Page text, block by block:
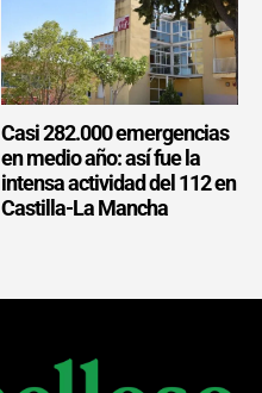
Casi 282.000 emergencias
en medio año: así fue la
intensa actividad del 112 en
Castilla-La Mancha